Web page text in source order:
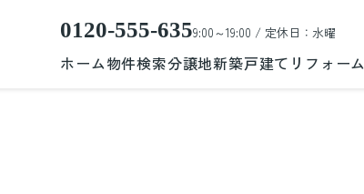
0120-555-6359:00～19:00 / 定休日：水曜
ホーム物件検索分譲地新築戸建て リフォーム